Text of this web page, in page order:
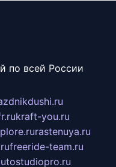
по всей России
kraft-you.ru
rastenuya.ru
freeride-team.ru